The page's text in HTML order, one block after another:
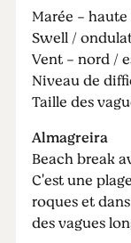
Marée - haute
Swell /
Vent - nord /
Niveau de
Taille des
Almagreira
Beach break
C'est une
roques et
des vagues